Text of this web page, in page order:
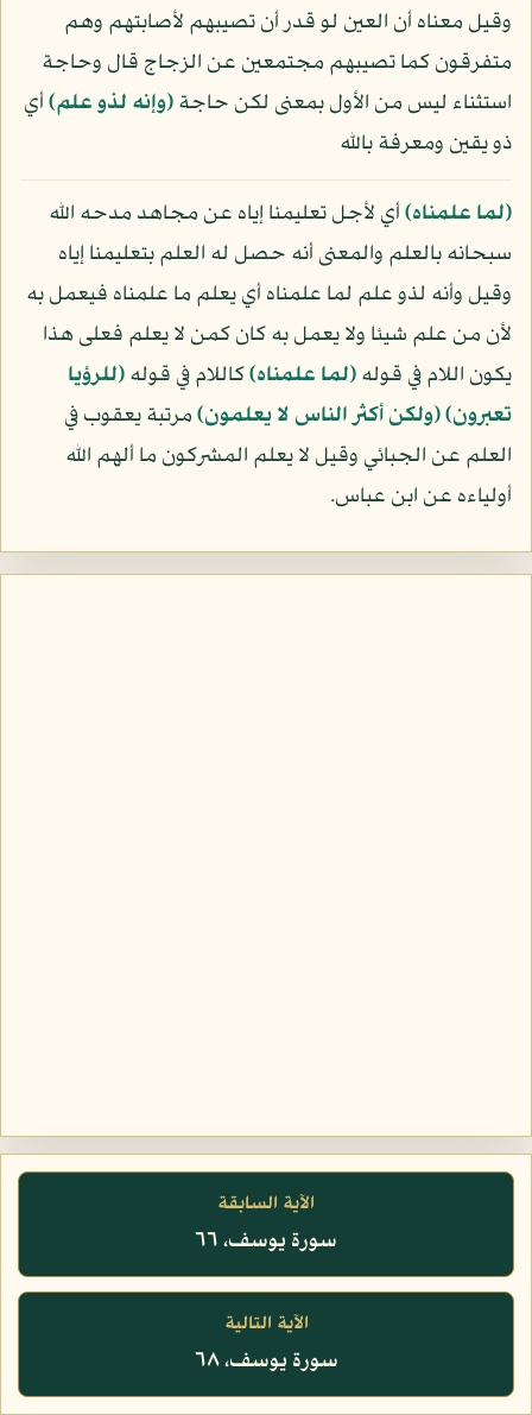
وقيل معناه أن العين لو قدر أن تصيبهم لأصابتهم وهم
متفرقون كما تصيبهم مجتمعين عن الزجاج قال وحاجة
استثناء ليس من الأول بمعنى لكن حاجة﴿وإنه لذو علم﴾أي
ذو يقين ومعرفة بالله
﴿لما علمناه﴾أي لأجل تعليمنا إياه عن مجاهد مدحه الله
سبحانه بالعلم والمعنى أنه حصل له العلم بتعليمنا إياه
وقيل وأنه لذو علم لما علمناه أي يعلم ما علمناه فيعمل به
لأن من علم شيئا ولا يعمل به كان كمن لا يعلم فعلى هذا
يكون اللام في قوله﴿لما علمناه﴾كاللام في قوله﴿للرؤيا
تعبرون﴾﴿ولكن أكثر الناس لا يعلمون﴾مرتبة يعقوب في
العلم عن الجبائي وقيل لا يعلم المشركون ما ألهم الله
أولياءه عن ابن عباس.
الآية السابقة
سورة يوسف، ٦٦
الآية التالية
سورة يوسف، ٦٨